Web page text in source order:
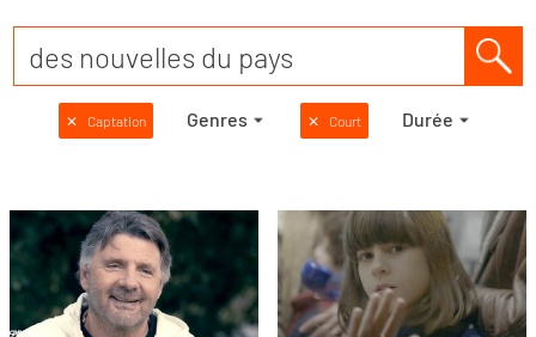
✕ Captation Genres ✕ Court Durée